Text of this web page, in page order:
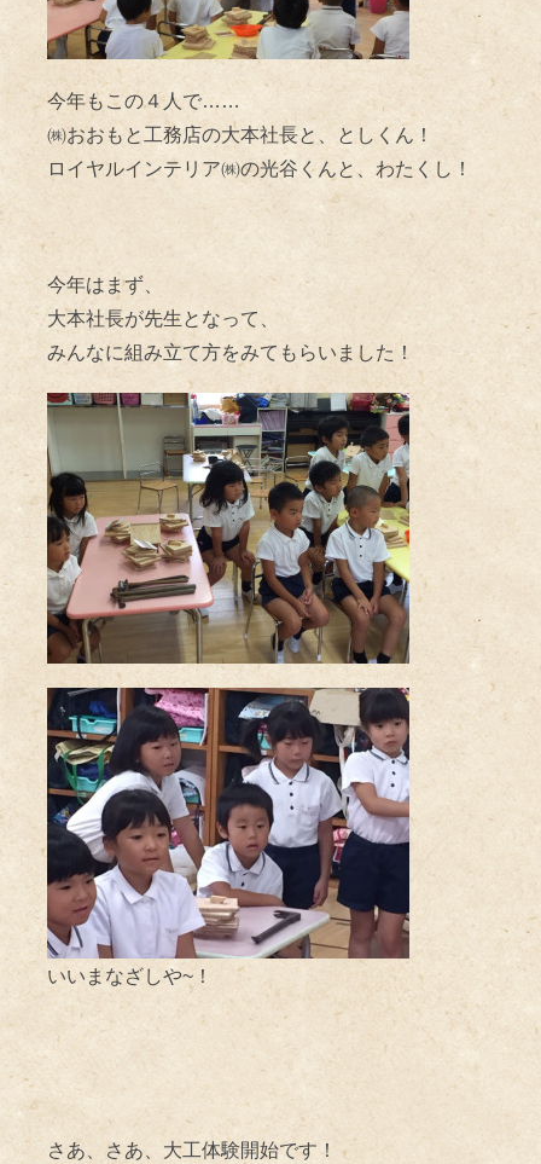
今年もこの４人で……
㈱おおもと工務店の大本社長と、としくん！
ロイヤルインテリア㈱の光谷くんと、わたくし！
今年はまず、
大本社長が先生となって、
みんなに組み立て方をみてもらいました！
いいまなざしや~！
さあ、さあ、大工体験開始です！